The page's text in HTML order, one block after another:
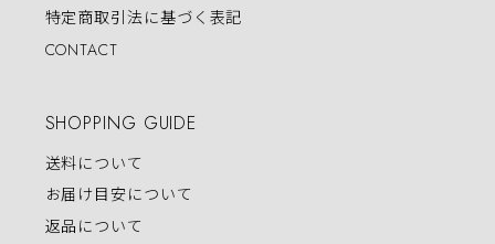
特定商取引法に基づく表記
CONTACT
SHOPPING GUIDE
送料について
お届け目安について
返品について